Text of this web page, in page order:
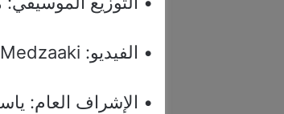
• الفيديو: Medzaaki
• الإشراف العام: